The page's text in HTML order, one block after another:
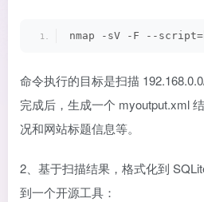
nmap -sV -F --
命令执行的目标是扫描
完成后，生成一个 myoutput.xml
况和网站标题信息等。
2、基于扫描结果，格式化到
到一个开源工具：